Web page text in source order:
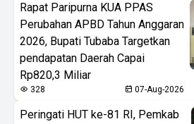
Rapat Paripurna KUA PPAS
Perubahan APBD Tahun Anggaran
2026, Bupati Tubaba Targetkan
pendapatan Daerah Capai
Rp820,3 Miliar
328 07-Aug-2026
Peringati HUT ke-81 RI, Pemkab